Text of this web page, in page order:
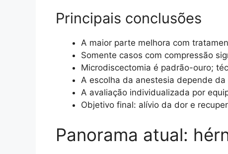
Principais conclusões
A maior parte melhora com
Somente casos com compressão
Microdiscectomia é padrão-ouro;
A escolha da anestesia depende
A avaliação individualizada por
Objetivo final: alívio da dor e
Panorama atual: